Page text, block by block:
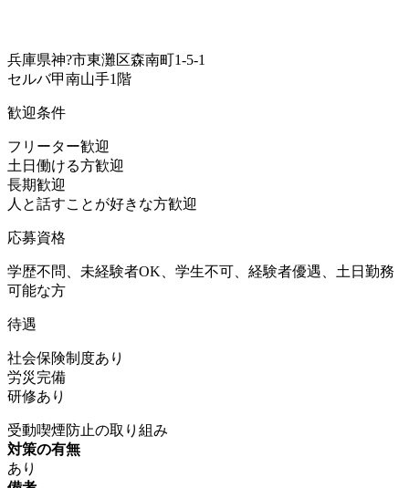
兵庫県神?市東灘区森南町1-5-1
セルバ甲南山手1階
歓迎条件
フリーター歓迎
土日働ける方歓迎
長期歓迎
人と話すことが好きな方歓迎
応募資格
学歴不問、未経験者OK、学生不可、経験者優遇、土日勤務
可能な方
待遇
社会保険制度あり
労災完備
研修あり
受動喫煙防止の取り組み
対策の有無
あり